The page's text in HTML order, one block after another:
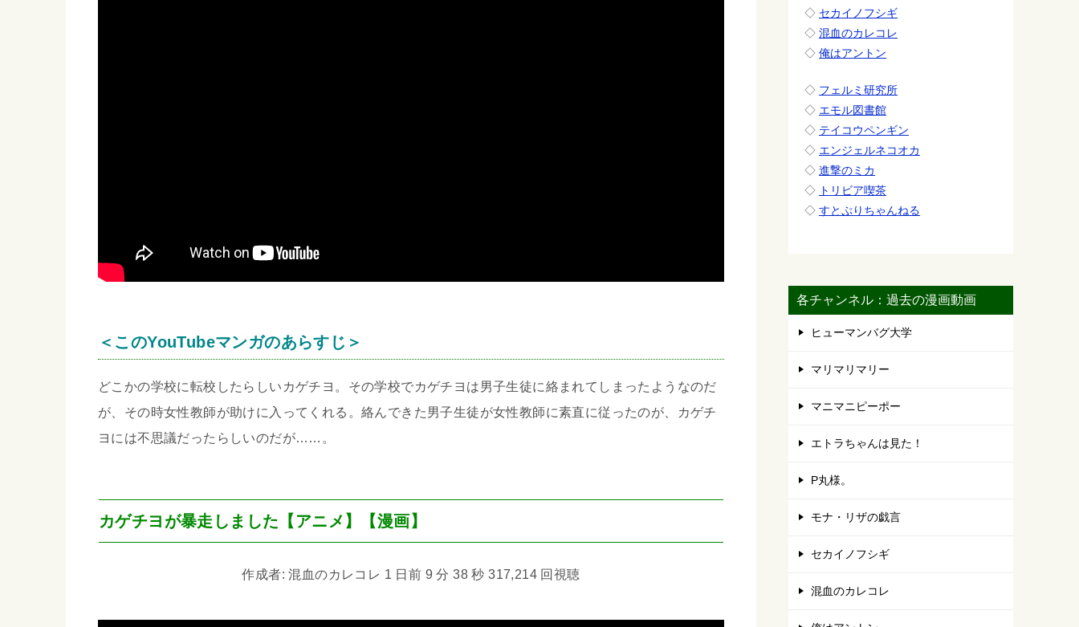
＜このYouTubeマンガのあらすじ＞
どこかの学校に転校したらしいカゲチヨ。その学校でカゲチヨは男子生徒に絡まれてしまったようなのだ
が、その時女性教師が助けに入ってくれる。絡んできた男子生徒が女性教師に素直に従ったのが、カゲチ
ヨには不思議だったらしいのだが……。
カゲチヨが暴走しました【アニメ】【漫画】
作成者: 混血のカレコレ 1 日前 9 分 38 秒 317,214 回視聴
◇ セカイノフシギ
◇ 混血のカレコレ
◇ 俺はアントン
◇ フェルミ研究所
◇ エモル図書館
◇ テイコウペンギン
◇ エンジェルネコオカ
◇ 進撃のミカ
◇ トリビア喫茶
◇ すとぷりちゃんねる
各チャンネル：過去の漫画動画
ヒューマンバグ大学
マリマリマリー
マニマニピーポー
エトラちゃんは見た！
P丸様。
モナ・リザの戯言
セカイノフシギ
混血のカレコレ